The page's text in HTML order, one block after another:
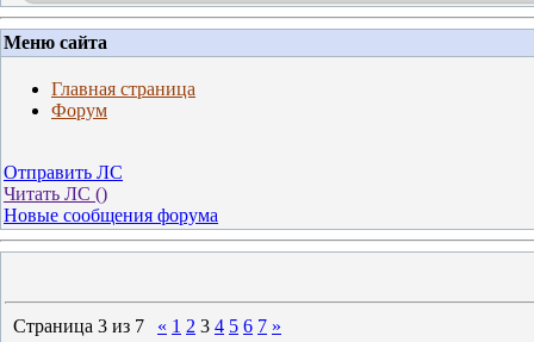
Меню сайта
Главная страница
Форум
Отправить ЛС
Читать ЛС ()
Новые сообщения форума
Страница 3 из 7 « 1 2 3 4 5 6 7 »